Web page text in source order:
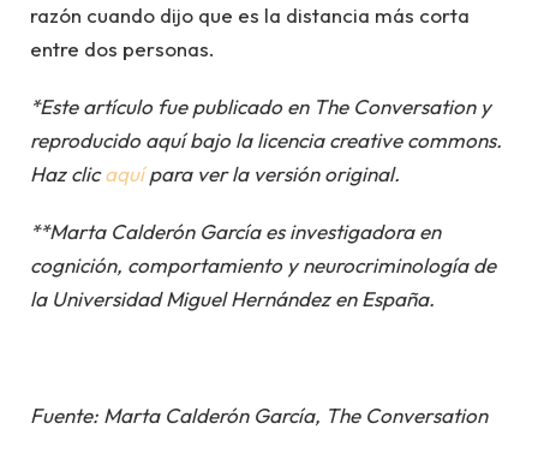
razón cuando dijo que es la distancia más corta
entre dos personas.
*Este artículo fue publicado en The Conversation y
reproducido aquí bajo la licencia creative commons.
Haz clicaquípara ver la versión original.
**Marta Calderón García es investigadora en
cognición, comportamiento y neurocriminología de
la Universidad Miguel Hernández en España.
Fuente: Marta Calderón García, The Conversation